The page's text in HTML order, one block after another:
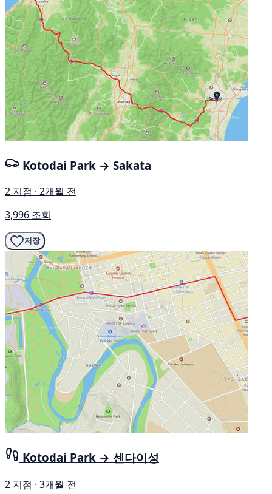
Kotodai Park → Sakata
2 지점 · 2개월 전
3,996 조회
저장
Kotodai Park → 센다이성
2 지점 · 3개월 전